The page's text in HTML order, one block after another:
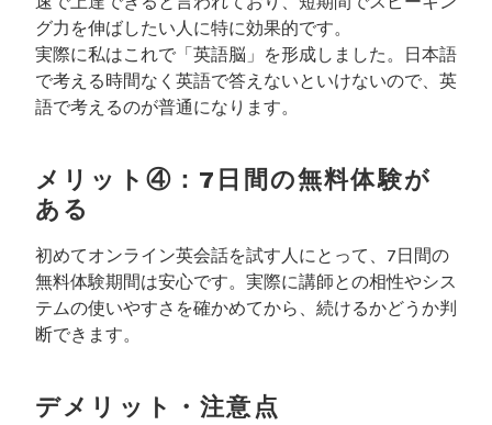
グ力を伸ばしたい人に特に効果的です。
実際に私はこれで「英語脳」を形成しました。日本語
で考える時間なく英語で答えないといけないので、英
語で考えるのが普通になります。
メリット④：7日間の無料体験が
ある
初めてオンライン英会話を試す人にとって、7日間の
無料体験期間は安心です。実際に講師との相性やシス
テムの使いやすさを確かめてから、続けるかどうか判
断できます。
デメリット・注意点